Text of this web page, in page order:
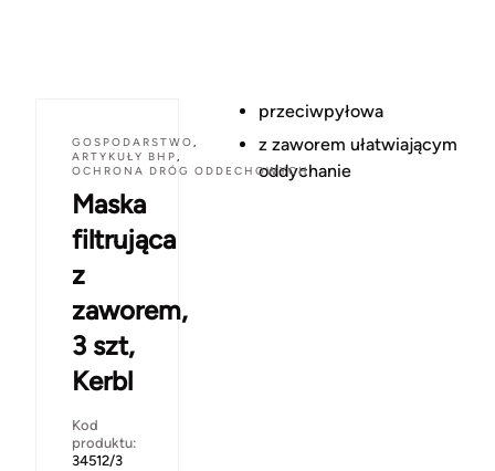
GOSPODARSTWO,
ARTYKUŁY BHP,
OCHRONA DRÓG ODDECHOWYCH
Maska
filtrująca
z
zaworem,
3 szt,
Kerbl
Kod
produktu:
34512/3
przeciwpyłowa
z zaworem ułatwiającym
oddychanie